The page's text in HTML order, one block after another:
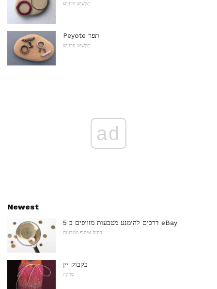
תַקשִׁיט חָרוּזִים
Peyote תפר
תַקשִׁיט חָרוּזִים
ad
Newest
5 דרכים להימנע מטבעות מזויפים ב eBay
בסיס איסוף מטבעות
בקבוק יין
סְרִיגָה